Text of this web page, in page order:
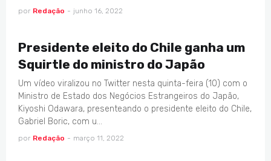
por Redação - junho 16, 2022
Presidente eleito do Chile ganha um
Squirtle do ministro do Japão
Um vídeo viralizou no Twitter nesta quinta-feira (10) com o
Ministro de Estado dos Negócios Estrangeiros do Japão,
Kiyoshi Odawara, presenteando o presidente eleito do Chile,
Gabriel Boric, com u…
por Redação - março 11, 2022